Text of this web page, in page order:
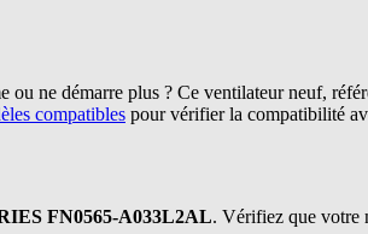
ou ne démarre plus ? Ce ventilateur neuf,
compatibles pour vérifier la compatibilité
FN0565-A033L2AL. Vérifiez que votre